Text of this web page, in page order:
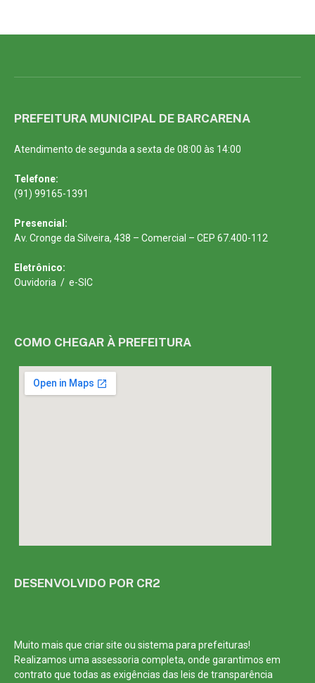
PREFEITURA MUNICIPAL DE BARCARENA
Atendimento de segunda a sexta de 08:00 às 14:00
Telefone:
(91) 99165-1391
Presencial:
Av. Cronge da Silveira, 438 – Comercial – CEP 67.400-112
Eletrônico:
Ouvidoria / e-SIC
COMO CHEGAR À PREFEITURA
DESENVOLVIDO POR CR2
Muito mais que criar site ou sistema para prefeituras!
Realizamos umaassessoriacompleta, onde garantimos em
contrato que todas as exigências das leis de transparência